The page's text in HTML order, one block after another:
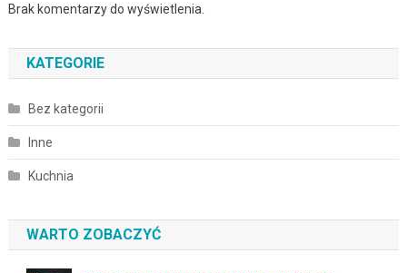
Brak komentarzy do wyświetlenia.
KATEGORIE
Bez kategorii
Inne
Kuchnia
WARTO ZOBACZYĆ